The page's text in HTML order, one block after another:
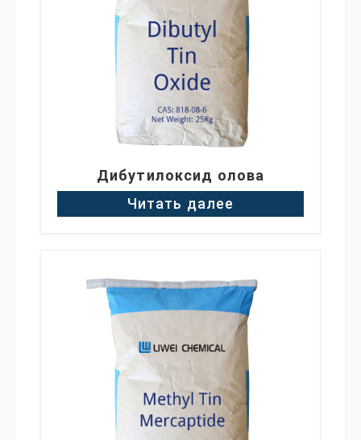
Дибутилоксид олова
Читать далее